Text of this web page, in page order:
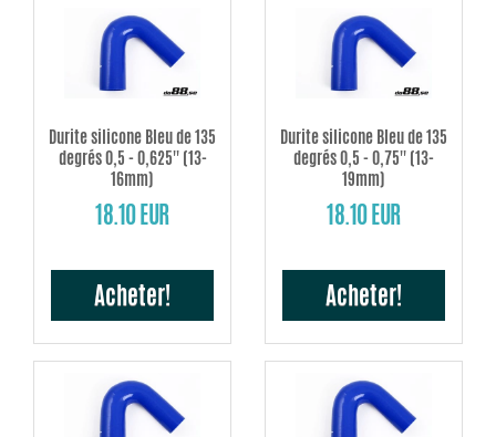
Durite silicone Bleu de 135
degrés 0,5 - 0,625'' (13-
16mm)
18.10 EUR
Acheter!
Durite silicone Bleu de 135
degrés 0,5 - 0,75'' (13-
19mm)
18.10 EUR
Acheter!